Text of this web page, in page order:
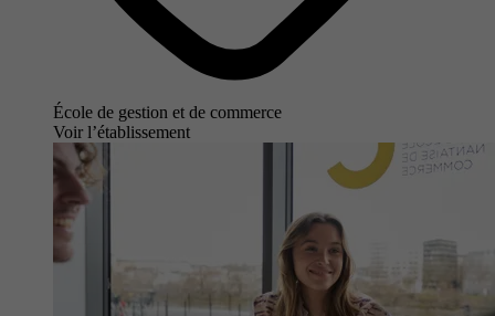
École de gestion et de commerce
Voir l’établissement